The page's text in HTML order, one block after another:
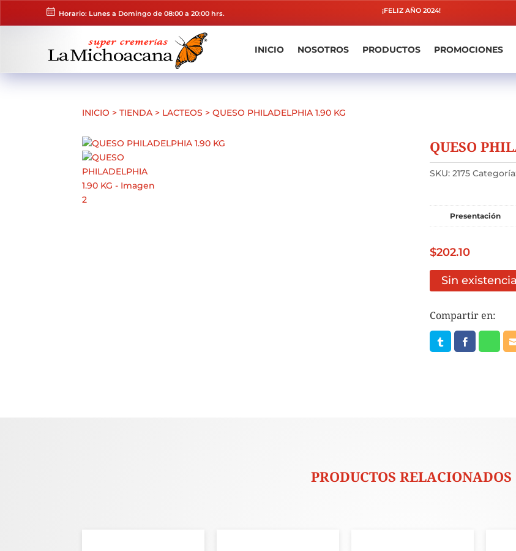
Horario: Lunes a Domingo de 08:00 a 20:00 hrs. ¡FELIZ AÑO 2024!
INICIO NOSOTROS PRODUCTOS PROMOCIONES
INICIO >TIENDA > LACTEOS >QUESO PHILADELPHIA 1.90 KG
QUESO
SKU: 2175
Presentación
$202.10
Sin
Compartir en:
PRODUCTOS RELACIONADOS